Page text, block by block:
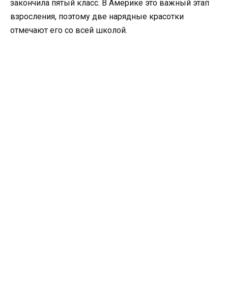
закончила пятый класс. В Америке это важный этап
взросления, поэтому две нарядные красотки
отмечают его со всей школой.